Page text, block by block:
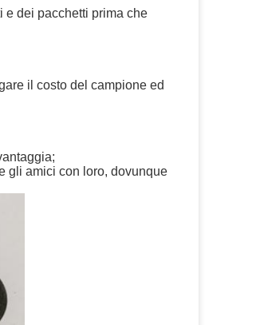
e dei pacchetti prima che
il costo del campione ed
gli amici con loro, dovunque